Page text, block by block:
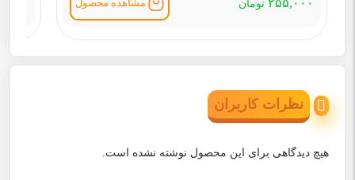
تومان مشاهده محصول
نظرات کاربران
هیچ دیدگاهی برای این محصول نوشته نشده است.